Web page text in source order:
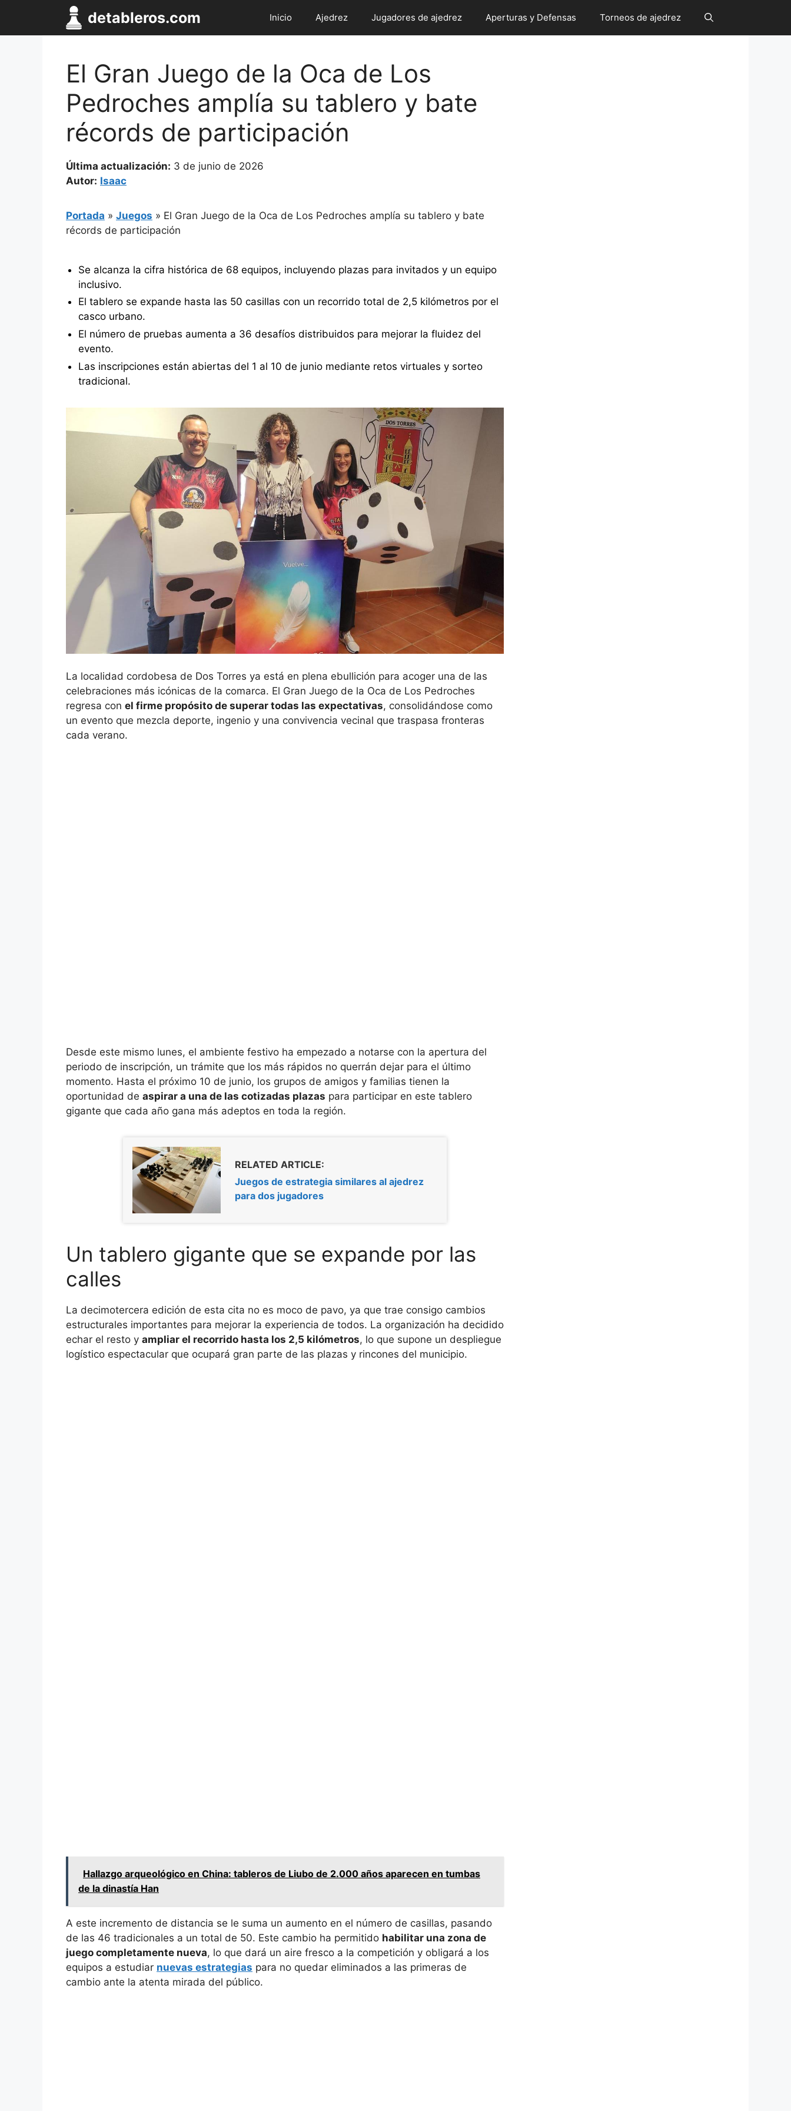
contenido
detableros.com Inicio Ajedrez Jugadores de ajedrez Aperturas y Defensas Torneos de ajedrez
El Gran Juego de la Oca de Los
Pedroches amplía su tablero y bate
récords de participación
Última actualización: 3 de junio de 2026
Autor: Isaac
Portada » Juegos » El Gran Juego de la Oca de Los Pedroches amplía su tablero y bate
récords de participación
Se alcanza la cifra histórica de 68 equipos, incluyendo plazas para invitados y un equipo
inclusivo.
El tablero se expande hasta las 50 casillas con un recorrido total de 2,5 kilómetros por el
casco urbano.
El número de pruebas aumenta a 36 desafíos distribuidos para mejorar la fluidez del
evento.
Las inscripciones están abiertas del 1 al 10 de junio mediante retos virtuales y sorteo
tradicional.
La localidad cordobesa de Dos Torres ya está en plena ebullición para acoger una de las
celebraciones más icónicas de la comarca. El Gran Juego de la Oca de Los Pedroches
regresa con el firme propósito de superar todas las expectativas, consolidándose como
un evento que mezcla deporte, ingenio y una convivencia vecinal que traspasa fronteras
cada verano.
Desde este mismo lunes, el ambiente festivo ha empezado a notarse con la apertura del
periodo de inscripción, un trámite que los más rápidos no querrán dejar para el último
momento. Hasta el próximo 10 de junio, los grupos de amigos y familias tienen la
oportunidad de aspirar a una de las cotizadas plazas para participar en este tablero
gigante que cada año gana más adeptos en toda la región.
RELATED ARTICLE:
Juegos de estrategia similares al ajedrez
para dos jugadores
Un tablero gigante que se expande por las
calles
La decimotercera edición de esta cita no es moco de pavo, ya que trae consigo cambios
estructurales importantes para mejorar la experiencia de todos. La organización ha decidido
echar el resto y ampliar el recorrido hasta los 2,5 kilómetros, lo que supone un despliegue
logístico espectacular que ocupará gran parte de las plazas y rincones del municipio.
Hallazgo arqueológico en China: tableros de Liubo de 2.000 años aparecen en tumbas
de la dinastía Han
A este incremento de distancia se le suma un aumento en el número de casillas, pasando
de las 46 tradicionales a un total de 50. Este cambio ha permitido habilitar una zona de
juego completamente nueva, lo que dará un aire fresco a la competición y obligará a los
equipos a estudiar nuevas estrategias para no quedar eliminados a las primeras de
cambio ante la atenta mirada del público.